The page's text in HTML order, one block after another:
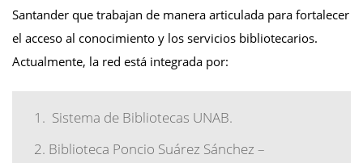
Santander que trabajan de manera articulada para fortalecer
el acceso al conocimiento y los servicios bibliotecarios.
Actualmente, la red está integrada por:
Sistema de Bibliotecas UNAB.
Biblioteca Poncio Suárez Sánchez –